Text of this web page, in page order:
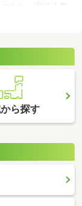
すめ。家族人数
っかり分けられ
くださいね。
ら探す